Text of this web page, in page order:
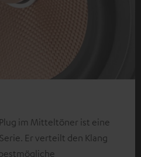
im Mitteltöner ist eine
Er verteilt den Klang